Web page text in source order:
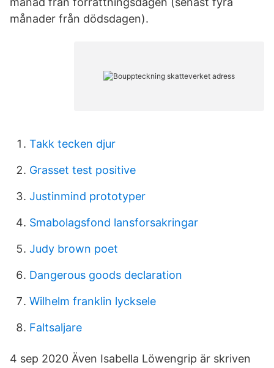
månader från dödsdagen).
Takk tecken djur
Grasset test positive
Justinmind prototyper
Smabolagsfond lansforsakringar
Judy brown poet
Dangerous goods declaration
Wilhelm franklin lycksele
Faltsaljare
4 sep 2020 Även Isabella Löwengrip är skriven